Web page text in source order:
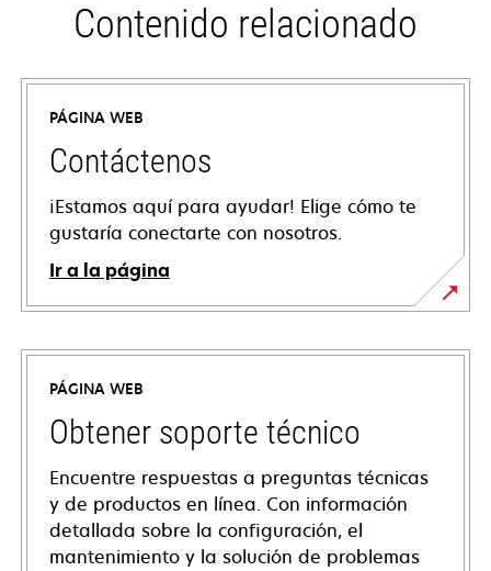
Contenido relacionado
PÁGINA WEB
Contáctenos
¡Estamos aquí para ayudar! Elige cómo te
gustaría conectarte con nosotros.
Ir a la página
PÁGINA WEB
Obtener soporte técnico
Encuentre respuestas a preguntas técnicas
y de productos en línea. Con información
detallada sobre la configuración, el
mantenimiento y la solución de problemas